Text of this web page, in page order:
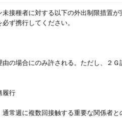
接種者に対する以下の外出制限措置
ず携行してください。
の場合にのみ許される。ただし、２
履行
常週に複数回接触する重要な関係者と